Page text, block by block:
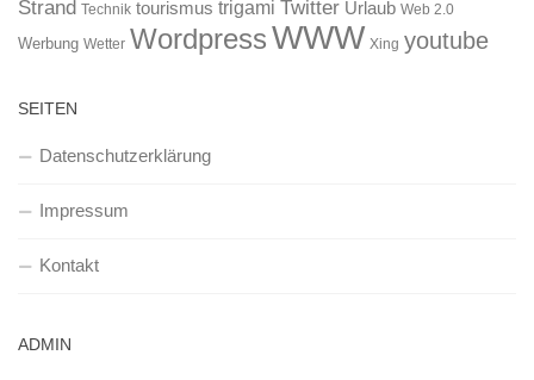
Strand Technik tourismus trigami Twitter Urlaub Web 2.0
Werbung Wetter WordpressWWW Xing youtube
SEITEN
Datenschutzerklärung
Impressum
Kontakt
ADMIN